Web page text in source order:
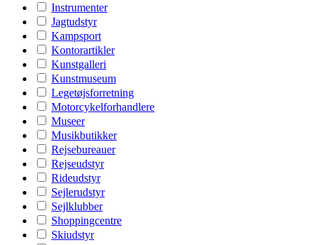
Instrumenter
Jagtudstyr
Kampsport
Kontorartikler
Kunstgalleri
Kunstmuseum
Legetøjsforretning
Motorcykelforhandlere
Museer
Musikbutikker
Rejsebureauer
Rejseudstyr
Rideudstyr
Sejlerudstyr
Sejlklubber
Shoppingcentre
Skiudstyr